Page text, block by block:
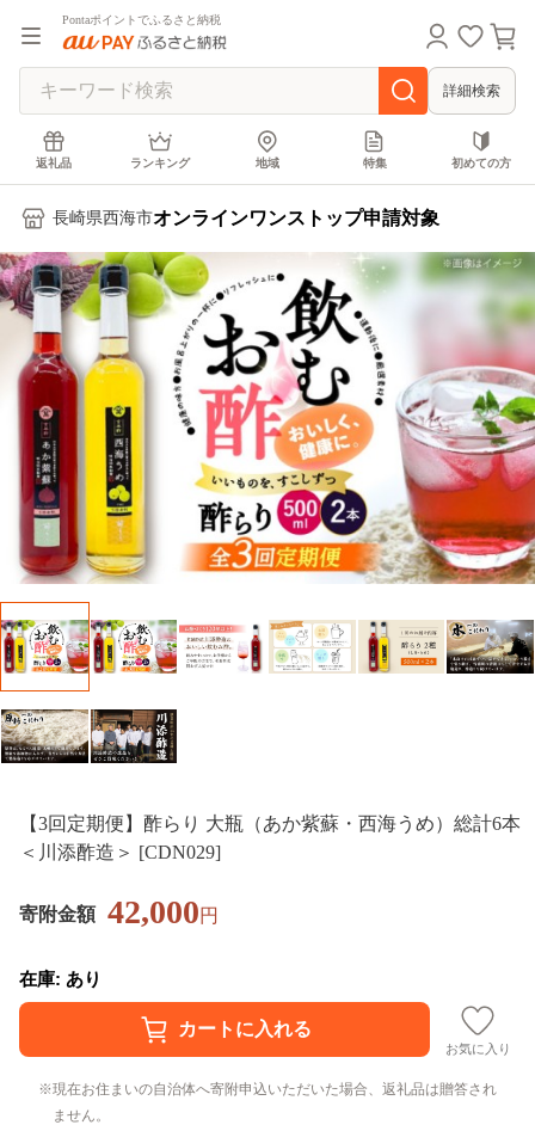
Pontaポイントでふるさと納税
詳細検索
返礼品 ランキング 地域 特集 初めての方
長崎県西海市オンラインワンストップ申請対象
【3回定期便】酢らり 大瓶（あか紫蘇・西海うめ）総計6本
＜川添酢造＞ [CDN029]
寄附金額 42,000円
在庫: あり
お気に入り
現在お住まいの自治体へ寄附申込いただいた場合、返礼品は贈答され
ません。